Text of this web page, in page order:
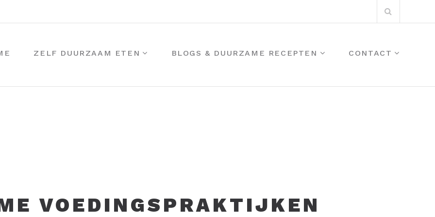
ZELF DUURZAAM ETEN BLOGS & DUURZAME RECEPTEN CONTACT
VOEDINGSPRAKTIJKEN